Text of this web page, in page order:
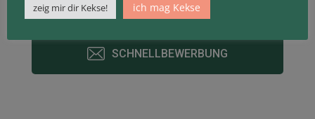
SCHNELLBEWERBUNG
zeig mir dir Kekse! ich mag Kekse